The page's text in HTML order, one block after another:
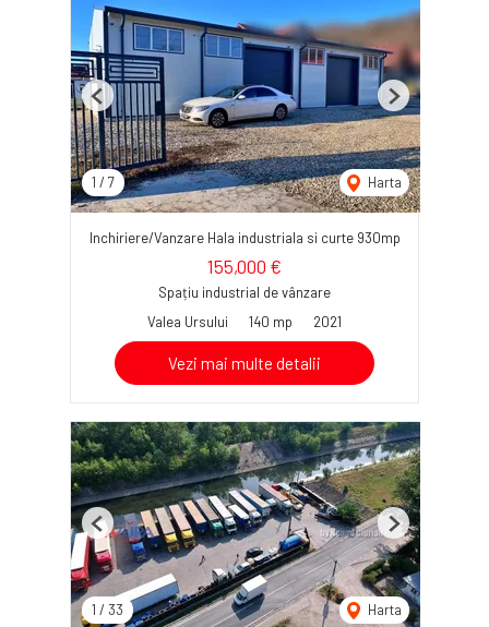
1 / 7 Harta
Previous Next
Inchiriere/Vanzare Hala industriala si curte 930mp
155,000 €
Spațiu industrial de vânzare
Valea Ursului
140 mp 2021
Vezi mai multe detalii
1 / 33 Harta
Previous Next